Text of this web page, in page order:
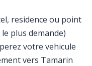
residence ou point
plus demande)
votre vehicule
vers Tamarin